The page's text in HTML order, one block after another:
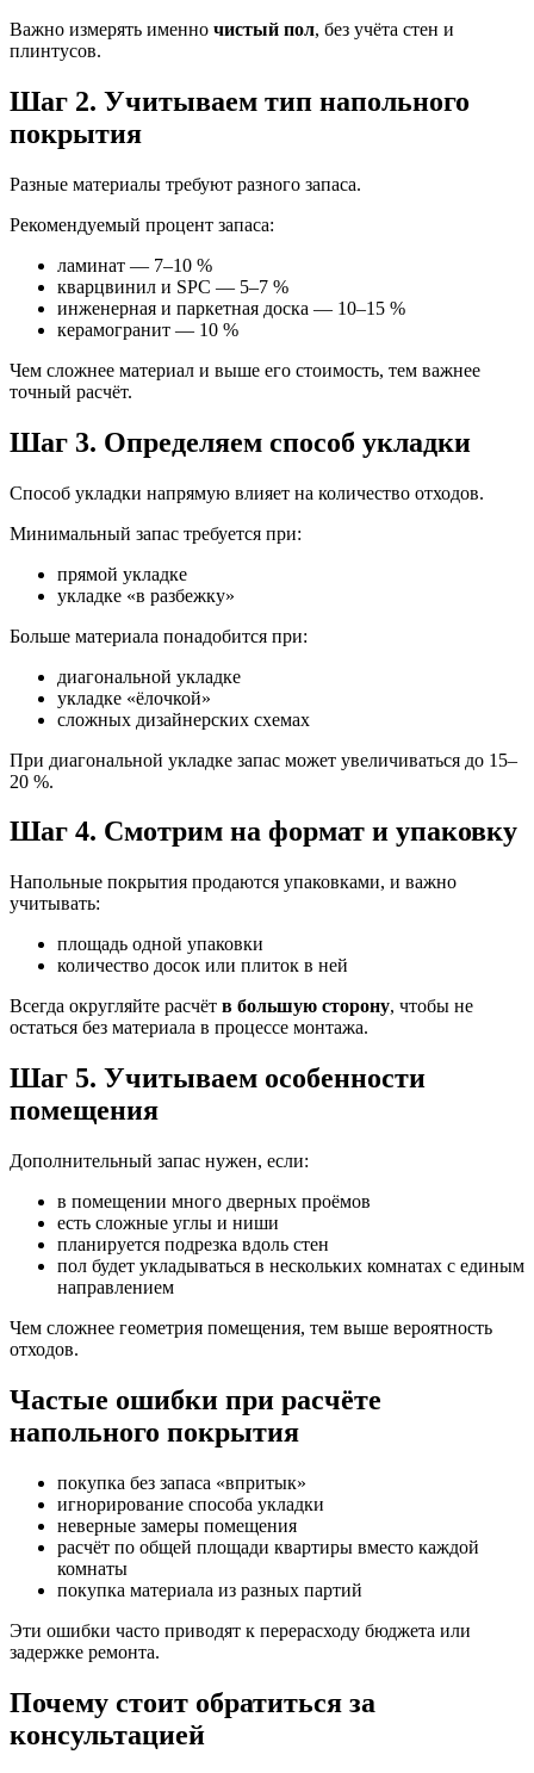
Важно измерять именно чистый пол, без учёта стен и
плинтусов.
Шаг 2. Учитываем тип напольного
покрытия
Разные материалы требуют разного запаса.
Рекомендуемый процент запаса:
ламинат — 7–10 %
кварцвинил и SPC — 5–7 %
инженерная и паркетная доска — 10–15 %
керамогранит — 10 %
Чем сложнее материал и выше его стоимость, тем важнее
точный расчёт.
Шаг 3. Определяем способ укладки
Способ укладки напрямую влияет на количество отходов.
Минимальный запас требуется при:
прямой укладке
укладке «в разбежку»
Больше материала понадобится при:
диагональной укладке
укладке «ёлочкой»
сложных дизайнерских схемах
При диагональной укладке запас может увеличиваться до 15–
20 %.
Шаг 4. Смотрим на формат и упаковку
Напольные покрытия продаются упаковками, и важно
учитывать:
площадь одной упаковки
количество досок или плиток в ней
Всегда округляйте расчёт в большую сторону, чтобы не
остаться без материала в процессе монтажа.
Шаг 5. Учитываем особенности
помещения
Дополнительный запас нужен, если:
в помещении много дверных проёмов
есть сложные углы и ниши
планируется подрезка вдоль стен
пол будет укладываться в нескольких комнатах с единым
направлением
Чем сложнее геометрия помещения, тем выше вероятность
отходов.
Частые ошибки при расчёте
напольного покрытия
покупка без запаса «впритык»
игнорирование способа укладки
неверные замеры помещения
расчёт по общей площади квартиры вместо каждой
комнаты
покупка материала из разных партий
Эти ошибки часто приводят к перерасходу бюджета или
задержке ремонта.
Почему стоит обратиться за
консультацией